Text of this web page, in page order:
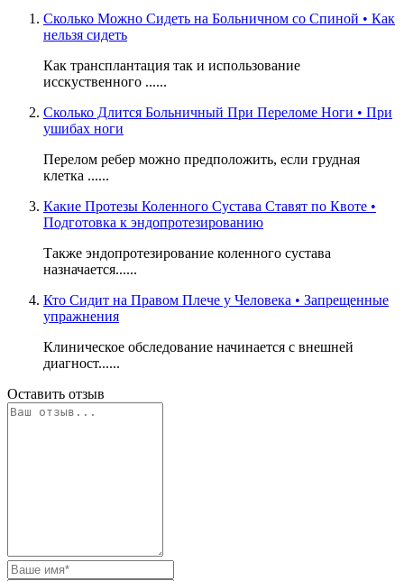
Сколько Можно Сидеть на Больничном со Спиной • Как
нельзя сидеть
Как трансплантация так и использование
исскуственного ......
Сколько Длится Больничный При Переломе Ноги • При
ушибах ноги
Перелом ребер можно предположить, если грудная
клетка ......
Какие Протезы Коленного Сустава Ставят по Квоте •
Подготовка к эндопротезированию
Также эндопротезирование коленного сустава
назначается......
Кто Сидит на Правом Плече у Человека • Запрещенные
упражнения
Клиническое обследование начинается с внешней
диагност......
Оставить отзыв